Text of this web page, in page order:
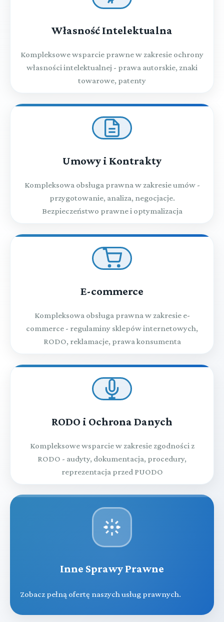
Własność Intelektualna
Kompleksowe wsparcie prawne w zakresie ochrony
własności intelektualnej - prawa autorskie, znaki
towarowe, patenty
Umowy i Kontrakty
Kompleksowa obsługa prawna w zakresie umów -
przygotowanie, analiza, negocjacje.
Bezpieczeństwo prawne i optymalizacja
E-commerce
Kompleksowa obsługa prawna w zakresie e-
commerce - regulaminy sklepów internetowych,
RODO, reklamacje, prawa konsumenta
RODO i Ochrona Danych
Kompleksowe wsparcie w zakresie zgodności z
RODO - audyty, dokumentacja, procedury,
reprezentacja przed PUODO
Inne Sprawy Prawne
Zobacz pełną ofertę naszych usług prawnych.